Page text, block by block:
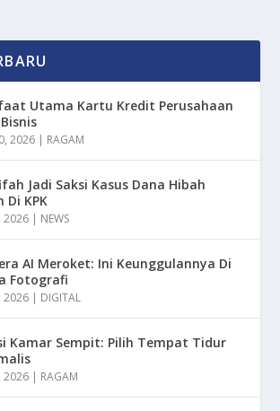
Utama Kartu Kredit Perusahaan
2026 | RAGAM
Jadi Saksi Kasus Dana Hibah
Di KPK
2026 | NEWS
AI Meroket: Ini Keunggulannya Di
Fotografi
2026 | DIGITAL
Kamar Sempit: Pilih Tempat Tidur
2026 | RAGAM